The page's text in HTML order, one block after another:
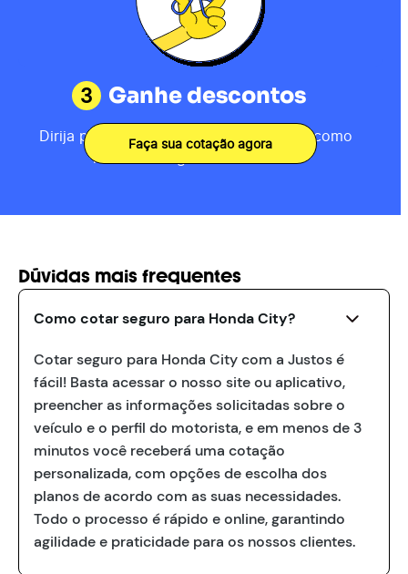
3 Ganhe descontos
Dirija por 80km, receba sua pontuação como
motorista e ganhe descontos.
Faça sua cotação agora
Dúvidas mais frequentes
Como cotar seguro para Honda City?
Cotar seguro para Honda City com a Justos é
fácil! Basta acessar o nosso site ou aplicativo,
preencher as informações solicitadas sobre o
veículo e o perfil do motorista, e em menos de 3
minutos você receberá uma cotação
personalizada, com opções de escolha dos
planos de acordo com as suas necessidades.
Todo o processo é rápido e online, garantindo
agilidade e praticidade para os nossos clientes.